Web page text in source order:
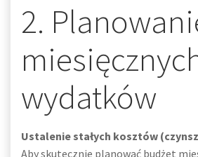
2.
wydatków
Ustalenie stałych kosztów
Aby skutecznie planować budżet